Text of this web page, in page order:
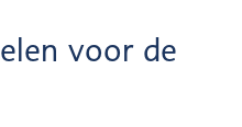
voor de